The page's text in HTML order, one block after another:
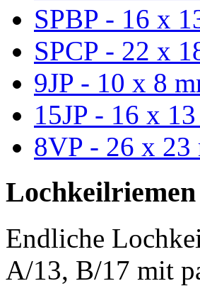
SPBP - 16 x
SPCP - 22 x
9JP - 10 x 8
15JP - 16 x
8VP - 26 x 23
Endliche
A/13, B/17 mit